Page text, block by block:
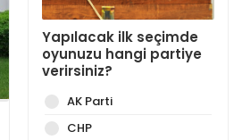
Yapılacak ilk seçimde
oyunuzu hangi partiye
verirsiniz?
AK Parti
CHP